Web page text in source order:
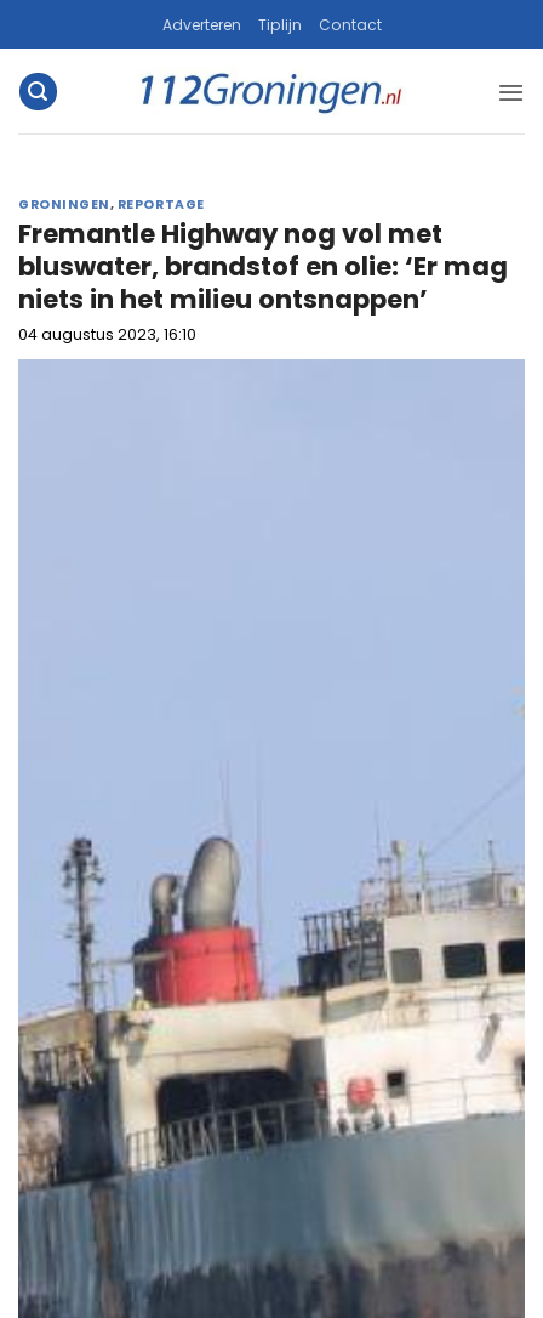
naar
inhoud
Adverteren Tiplijn Contact
GRONINGEN, REPORTAGE
Fremantle Highway nog vol met
bluswater, brandstof en olie: ‘Er mag
niets in het milieu ontsnappen’
04 augustus 2023, 16:10